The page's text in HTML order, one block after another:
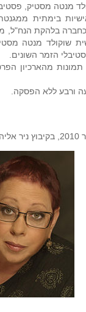
מנטה מסטיק,
בימתית
בלהקת הנח"ל,
שוקולד מנטה
הזמר השונים.
מהארכיון
ורבע ללא הפסקה.